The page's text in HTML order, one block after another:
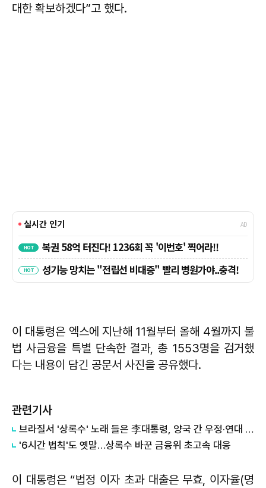
대한 확보하겠다”고 했다.
이 대통령은 엑스에 지난해 11월부터 올해 4월까지 불
법 사금융을 특별 단속한 결과, 총 1553명을 검거했
다는 내용이 담긴 공문서 사진을 공유했다.
관련기사
브라질서 '상록수' 노래 들은 李대통령, 양국 간 우정·연대 재확인
'6시간 법칙'도 옛말…상록수 바꾼 금융위 초고속 대응
이 대통령은 “법정 이자 초과 대출은 무효, 이자율(명